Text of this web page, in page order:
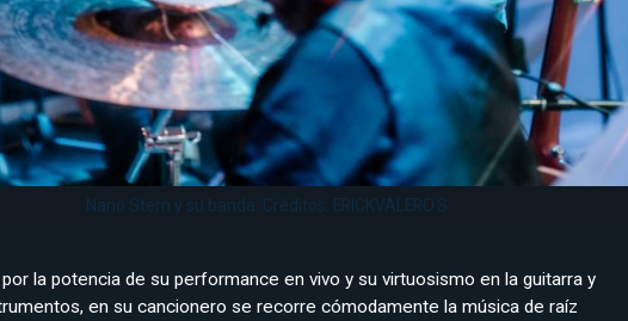
Nano Stern y su banda. Créditos: ERICKVALERO.S
la potencia de su performance en vivo y su virtuosismo en la guitarra y
en su cancionero se recorre cómodamente la música de raíz